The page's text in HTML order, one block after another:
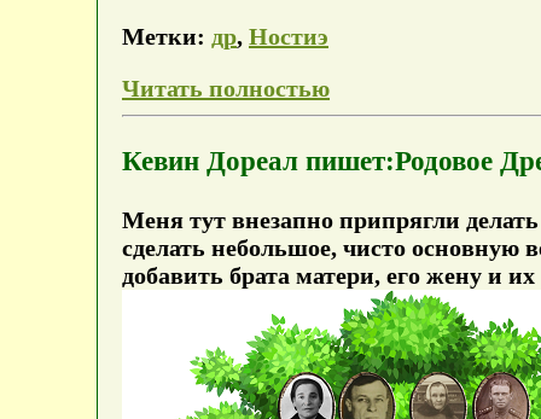
Метки: др, Ностиэ
Читать полностью
Кевин Дореал пишет:Родовое
Меня тут внезапно припрягли
сделать небольшое, чисто основную
добавить брата матери, его жену и